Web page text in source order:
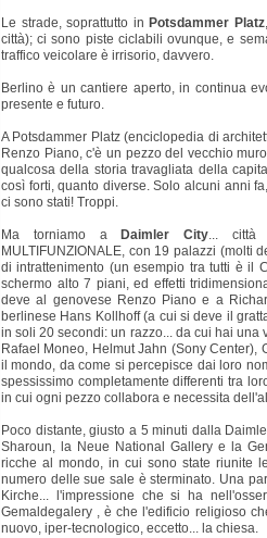
Le strade, soprattutto in Potsdammer Platz
città); ci sono piste ciclabili ovunque, e
traffico veicolare è irrisorio, davvero.
Berlino è un cantiere aperto, in continua
presente e futuro.
A Potsdammer Platz (enciclopedia di
Renzo Piano, c'è un pezzo del vecchio
qualcosa della storia travagliata della
così forti, quanto diverse. Solo alcuni anni
ci sono stati! Troppi.
Ma torniamo a Daimler City... città
MULTIFUNZIONALE, con 19 palazzi (molti
di intrattenimento (un esempio tra tutti è il
schermo alto 7 piani, ed effetti
deve al genovese Renzo Piano e a
berlinese Hans Kollhoff (a cui si deve il
in soli 20 secondi: un razzo... da cui hai una
Rafael Moneo, Helmut Jahn (Sony Center),
il mondo, da come si percepisce dai loro
spessissimo completamente differenti tra
in cui ogni pezzo collabora e necessita
Poco distante, giusto a 5 minuti dalla
Sharoun, la Neue National Gallery e la
ricche al mondo, in cui sono state riunite
numero delle sue sale è sterminato. Una
Kirche... l'impressione che si ha
Gemaldegalery , è che l'edificio religioso
nuovo, iper-tecnologico, eccetto... la chiesa.